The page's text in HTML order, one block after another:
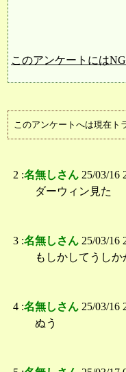
このアンケートには
このアンケートへは現在ト
2 :名無しさん 25/03/16
ダーウィン見た
3 :名無しさん 25/03/16
もしかしてうし
4 :名無しさん 25/03/16
ぬう